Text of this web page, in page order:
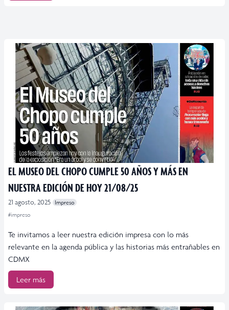
EL MUSEO DEL CHOPO CUMPLE 50 AÑOS Y MÁS EN
NUESTRA EDICIÓN DE HOY 21/08/25
21 agosto, 2025
Impreso
#impreso
Te invitamos a leer nuestra edición impresa con lo más
relevante en la agenda pública y las historias más entrañables en
CDMX
Leer más